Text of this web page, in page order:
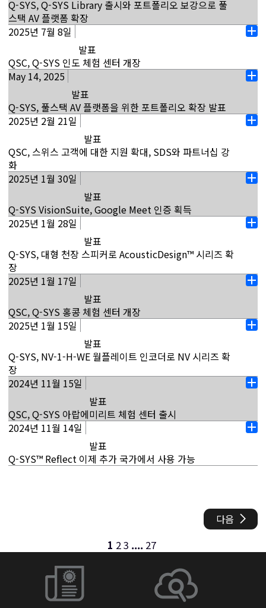
자세히 보기
시스템을 최적화하도록 설계된 오픈 프로토콜 컨트롤러,
센서, 소프트웨어의 완벽한 포트폴리오를 제공합니다. IP
연결 컨트롤러는 Eclypse™ Facilities 소프트웨어 기반으
자세히 보기
있어 매우 중대한 역할을 할 것입니다."라고 QSC APAC
지역 부사장 겸 본부장인 Duncan Savage가 전합니다.
"우리는 함께 협력하여 Q-SYS 풀 스택 AV 플랫폼의 역량
을 보여주는 지능적이고 응답성이 뛰어나며 심층적으로
통합된 고객용 배포 네트워크를 구축하는 것을 목표로 합
니다." "Q-SYS는 전체 오디오, 비디오 및 제어 솔루션을
제공하는 데 완벽한 플랫폼이며, 말레이시아 시장의 중심
부에 Q-SYS 풀 스택 AV 플랫폼을 제공하게 되어 매우 자
랑스럽게 생각합니다."라고 Castrit이 말합니다.
가 한국 내 Q-SYS 포트폴리오의 독점 유통업체로 지명됩
니다. "삼아사운드를 Q-SYS 독점 유통업체로 지정함에
따라, 한국 고객들은 일체화된 유통 환경이라는 장점을 누
릴 수 있습니다. 삼아사운드는 전국적인 서비스망을 갖추
고 있으므로 기술 지원부터 애프터 서비스 및 교육에 이르
기까지 고객이 이용할 수 있는 서비스가 강화됩니다."라
고 Q-SYS 아시아 태평양 지역 부사장 겸 본부장인
Duncan Savage가 설명합니다. "이와 같은 포괄적인 접
근 방식을 통해 고객은 모든 AV&C(오디오, 비디오 및 제
어) 요구 사항을 충족하는 Q-SYS 풀 스택 AV 플랫폼에 대
한 액세스를 간소화할 수 있으며, 이는 아시아 태평양 지
역 내 시장에서 입지를 확장하려는 당사의 지속적인 노력
을 반영합니다." "우리는 다음에 최선을 기울이고 있습니
다.
Q-SYS, Q-SYS Library 출시와 포트폴리오 보강으로 풀
스택 AV 플랫폼 확장
캘리포니아주 Costa Mesa (2025년 10월 1일) - 오디오,
비디오 및 제어 분야의 AV 시장을 선도하는 QSC는 오늘
Q-SYS 풀 스택 AV 플랫폼을 확장하는 조치로, NC-90-G2
및 NC-Pro15x 네트워크 카메라, 고밀도 QIO 시리즈 오
디오 I/O 모델, Q-SYS Reflect의 새로운 공간 활용률 기
능, Q-SYS 라이브러리, 확장된 NS 시리즈 2세대 스위치
를 출시한다고 발표했습니다. "고객이 이번 신제품과 기
능을 진정한 풀 스택 AV 플랫폼과 결합함으로써 확장된 하
이브리드 협업과 미션 크리티컬 라이브 이벤트를 지원할
수 있게 되어 기쁘게 생각합니다."라고 QSC 제품 관리 부
사장인 Sanjay Kulkarni가 말합니다. NC 시리즈 카메라
로 새로운 공간으로 확장: Q-SYS는 Q-SYS 풀 스택 AV 플
랫폼용으로 개발된 두 가지 네트워크 카메라, NC 시리즈
NC-90 및 NC-Pro15x를 추가했습니다. NC-90은 차세대
네트워크 ePTZ 카메라이며, 온보드 AI와 향상된 광학 기
능을 결합하여 자동화된...
2025년 7월 8일
발표
QSC, Q-SYS 인도 체험 센터 개장
열
인도 Bangalore(2025년 7월 8일) - QSC India Private
Limited는 Bangalore에 Q-SYS 체험 센터를 개장한다
고 발표했습니다. 이 센터는 고객과 파트너가 다양한 실제
애플리케이션 전반에서 Q-SYS 솔루션을 직접 경험할 수
있는 기회를 제공하며, Q-SYS가 어떻게 사려 깊은 설계와
원활한 통합을 통해 가장 복잡한 AV 요구 사항을 간소화할
수 있는지 시연할 준비가 되어 있습니다.
Brookfield의 Bagmane Solarium City에 있는 2323
제곱미터 규모의 이 센터는 디자인 컨설턴트, 시스템 통합
업체, 고객이 공동으로 솔루션을 만들고 테스트할 수 있는
혁신의 허브 역할을 합니다. 이는 풀 스택 AV 플랫폼을 통
해 개인화되고 직관적이며 몰입도 높은 AV 환경을 제공하
려는 Q-SYS의 노력을 실현하며, 방문객은 Q-SYS
AV&C(오디오, 비디오 및 제어) 기술의 최신 발전상을 직
접 확인할 수 있습니다.
May 14, 2025
발표
Q-SYS, 풀스택 AV 플랫폼을 위한 포트폴리오 확장 발표
열
캘리포니아주 코스타 메사 (2025년 5월 14일) - 오디오,
비디오 및 제어 분야의 AV 시장을 선도하는 QSC는 Q-
SYS Designer Software v10, 새로운 Core 프로세서,
VisionSuite 가속기, Q-SYS™ Reflect의 강화된 디자인
도구와 업그레이드된 보고 기능을 선보입니다. 각각의
새로운 릴리스는 Q-SYS 풀 스택 AV 플랫폼 내 혁신 계층
을 구체화하며, AV 시스템이 고객과 현대적 공간의 요구를
충족하는 실시간 조치, 데이터 중심 인사이트, 더 뛰어난
유연성을 제공하도록 만드는 패러다임을 전환하는 기술
접근 방식을 전개합니다. 풀 스택 AV 플랫폼은 멀티모달
I/O, 인지 클라우드, 지능형 플랫폼 OS 등 잘 알려진 IT 아
키텍처 원칙을 기반으로 하는 미래 지향적인 기술 접근 방
식입니다. AV industry 에 적용되는 이 접근 방식은 서로
다른 맞춤형 시스템을 대체합니다.
자세히 보기
2025년 2월 21일
발표
QSC, 스위스 고객에 대한 지원 확대, SDS와 파트너십 강
화
열
스위스 취리히(2월. 2025년 1월 21일) - QSC EMEA
GmbH는 스위스에 새로운 사무소를 발표하게 된 것을 자
랑스럽게 생각하여 오랜 지역 유통업체인 SDS와 협력하
여 최첨단 오디오, 비디오 및 제어 솔루션을 제공하기 위
한 노력을 강화합니다. 2024년 QSC의 Seervision 인수
이후의 혁신과 인재를 바탕으로 QSC는 지능형 비디오 및
오디오 기술을 전문으로 하는 스위스 시장 진출 팀의 허브
역할을 하는 취리히의 새로운 사무소로 스위스 지사를 확
장하고 있습니다. 이 사무실에는 최신 Q-SYS 기술의 라이
브 데모를 체험하고 고급 교육을 받을 수 있는 최첨단 지
능형 AV 랩이 마련되어 있습니다. 현지 팀은 대규모 비디
오 및 협업 프로젝트에서 주요 고객의 첫 번째 접점 역할
을 하는 전략적 계정에 집중할 예정입니다. "우리의 존재
자세히 보기
2025년 1월 30일
발표
Q-SYS VisionSuite, Google Meet 인증 획득
열
캘리포니아주 코스타 메사 (2025년 1월 30일) - QSC,
LLC.는 이제 Q-SYS VisionSuite가 Google Meet을 지
원한다고 발표하게 되어 기쁘게 생각합니다. 발표자 추적
용 Q-SYS VisionSuite AI 가속기가 Google Meet 인증
Q-SYS 솔루션 목록에 추가되었습니다. 여기에는 Q-SYS
Core 프로세서, NC 시리즈 카메라, 네트워크 마이크가 포
함되며, 발표자 추적 및 참가자 카메라 전환을 통한 비전
기반 제어 기능이 플랫폼에 추가되었습니다. 이제
Google Meet 고객은 가상 회의에 참여하는 사람들이 발
표자를 역동적으로 볼 수 있는 대형 공간을 더 강력하고
유연하게 설계할 수 있습니다. 영향력이 큰 공간에 적합
하게 설계된 Q-SYS VisionSuite는 멀티 카메라 발표자
추적 및 참가자 카메라 전환 등 AI 기반의 비전 중심 회의
실 자동화 기능을 제공합니다. 이 솔루션은 발표자가 어디
에서 발언하든 관계없이 원거리 참가자에게 프레임 내에
유지되도록 보장합니다.
2025년 1월 28일
발표
Q-SYS, 대형 천장 스피커로 AcousticDesign™ 시리즈 확
장
열
캘리포니아주 코스타 메사 (2025년 1월 28일) - QSC,
LLC. 는 새로운 대형 포맷 천장 스피커를 추가하면서 Q-
SYS AcousticDesign™ 시리즈를 확장한다고 발표했습니
다. 이번 추가 내용에는 접객업, 엔터테인먼트 및 기타 다
양한 애플리케이션에 하이파이 오디오를 제공하도록 설계
된 8인치 및 10인치 모델, 8인치 서브우퍼가 포함됩니다.
주요 UC 플랫폼에서 인증된 새로운 AcousticDesign™
시리즈 스피커도 전체 AD 시리즈 포트폴리오와 마찬가지
로 일관적인 음색 특성을 제공하므로, 통합업체가 각 공간
의 고유한 요구 사항에 맞는 오디오 솔루션을 설계할 수
있습니다. 또한, 베젤이 없는 블라인드 마운트 디자인으로
최신 건축 요구 사항을 충족하므로 모든 환경에 원활하게
통합할 수 있습니다. 이 스피커를 Q-SYS 플랫폼의 일부로
배치하면 Intrinsic Correction™ 보이싱에 액세스하여
성능을 최적화할 수 있습니다.
2025년 1월 17일
발표
QSC, Q-SYS 홍콩 체험 센터 개장
열
홍콩, 가오룽(2025년 1월 16일) - QSC Asia Ltd.는 홍콩
에서 고객과 파트너가 탐험할 수 있는 혁신적인 대화형 환
경을 제공하는 일곱 번째 Q-SYS 체험 센터를 개장한다고
발표했습니다. 고객과 파트너는 Q-SYS가 어떻게 멀티 카
메라 전환, 회의실 자동화, 발표자 추적 등을 사용하여 협
업 공간을 강화할 수 있는지 경험할 수 있습니다. 최신 Q-
SYS 오디오, 비디오 및 제어 기술이 적용된 이 센터는 파
트너와 고객이 협업 공간의 미래에 대해 유용한 인사이트
를 얻을 수 있는 허브 역할을 하며, 기업과 고등교육 기관
을 포함한 다양한 실제 애플리케이션에서 제품을 직접 사
용하고 확인할 수 있도록 합니다. 홍콩 서구룡 역에서 몇
분 거리의 편리한 위치에 있는 체험...
2025년 1월 15일
발표
Q-SYS, NV-1-H-WE 월플레이트 인코더로 NV 시리즈 확
장
열
캘리포니아주 코스타 메사 (2025년 1월 15일) - QSC,
LLC. 는 기존 표면 실장형 인클로저가 적합하지 않은 공간
에서 네트워크 비디오 배포 기능을 제공하도록 설계된 싱
글 채널 HDMI 월플레이트 인코더 Q-SYS NV 시리즈 NV-
1-H-WE를 출시한다고 발표했습니다. 이 무난하면서도 혁
신적인 솔루션은 분할 가능한 유연한 공간이나 재배치 가
능한 가구가 있는 공간에 최적입니다. NV-1-H-WE는 멀
로운 추가 제품을 통해 설계자는 연결 조건, I/O 밀도, 물
리적 폼 팩터에 따라 비디오 배포 솔루션에 적합하도록 엔
드포인트를 믹스 앤 매치하여 시스템을 맞춤 구성하고 최
적화할 수 있습니다. NV 시리즈는 시각적 손실 없이 최대
4K60의 저지연 비디오 신호를 배포합니다...
2024년 11월 15일
발표
QSC, Q-SYS 아랍에미리트 체험 센터 출시
열
아랍에미리트 두바이(2024년 11월 15일) - Q-SYS
Middle East Electronics Trading LLC는 두바이에 Q-
SYS 아랍에미리트 체험 센터를 그랜드 오픈하게 되어 매
우 기쁘게 생각합니다. 이 새로운 센터는 고객과 파트너가
경을 제공합니다. 두바이 대법원 단지에 전략적으로 위치
한 이 Q-SYS 체험 센터는 4,000평방피트 이상 규모로 Q-
SYS 플랫폼의 방대한 기능을 통해 체험 투어를 제공합니
다. 대법원 단지는 건물 전체에 기술 및 자동화를 구현하
입니다. 방문자는 도착하는 순간부터 분할 가능한 회의실
전체에서 Q-SYS 솔루션에 몰입하게 되고...
자세히 보기
2024년 11월 14일
발표
Q-SYS™ Reflect 이제 추가 국가에서 사용 가능
열
Reflect의 출시를 발표했습니다. 이 새로운 국가들은 이
미 Q-SYS™ Reflect에 액세스하고 있는 25개 이상의 국
가 list 합류합니다. 이제 Q-SYS 플랫폼의 본질적인 일부
인 사용자는 새로운 기능과 가격 구조를 포함한 강력한 클
라우드 기반 모니터링 및 관리 기능에 액세스하여 배포와
확장성을 높일 수 있습니다. 소프트웨어 기반 AV 플랫폼에
포괄적인 모니터링을 추가하면 Q-SYS의 AI, 데이터, 클라
우드 관리 Architecture 활용할 수 있습니다. Q-SYS™
다음
1 23 .... 27